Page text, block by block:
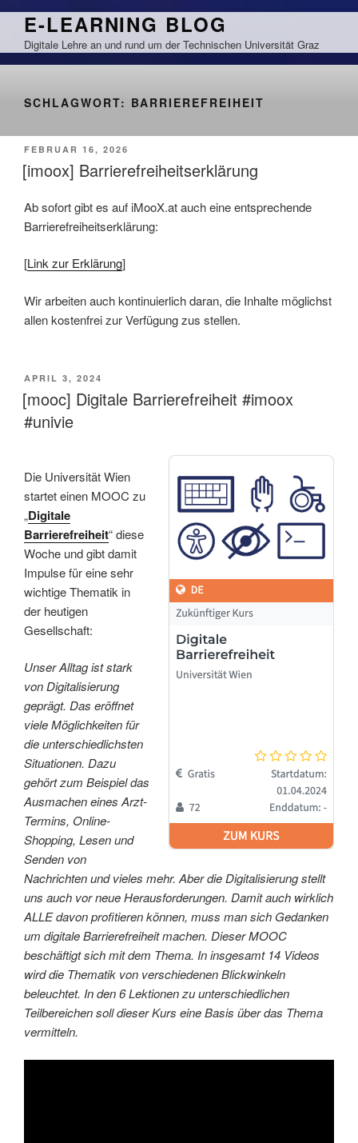
Zum
springen
E-LEARNING BLOG
Digitale Lehre an und rund um der Technischen Universität Graz
SCHLAGWORT: BARRIEREFREIHEIT
VERÖFFENTLICHT
AM
FEBRUAR 16, 2026
[imoox] Barrierefreiheitserklärung
Ab sofort gibt es auf iMooX.at auch eine entsprechende
Barrierefreiheitserklärung:
[Link zur Erklärung]
Wir arbeiten auch kontinuierlich daran, die Inhalte möglichst
allen kostenfrei zur Verfügung zus stellen.
VERÖFFENTLICHT
AM
APRIL 3, 2024
[mooc] Digitale Barrierefreiheit #imoox
#univie
Die Universität Wien
startet einen MOOC zu
„Digitale
Barrierefreiheit“ diese
Woche und gibt damit
Impulse für eine sehr
wichtige Thematik in
der heutigen
Gesellschaft:
Unser Alltag ist stark
von Digitalisierung
geprägt. Das eröffnet
viele Möglichkeiten für
die unterschiedlichsten
Situationen. Dazu
gehört zum Beispiel das
Ausmachen eines Arzt-
Termins, Online-
Shopping, Lesen und
Senden von
Nachrichten und vieles mehr. Aber die Digitalisierung stellt
uns auch vor neue Herausforderungen. Damit auch wirklich
ALLE davon profitieren können, muss man sich Gedanken
um digitale Barrierefreiheit machen. Dieser MOOC
beschäftigt sich mit dem Thema. In insgesamt 14 Videos
wird die Thematik von verschiedenen Blickwinkeln
beleuchtet. In den 6 Lektionen zu unterschiedlichen
Teilbereichen soll dieser Kurs eine Basis über das Thema
vermitteln.